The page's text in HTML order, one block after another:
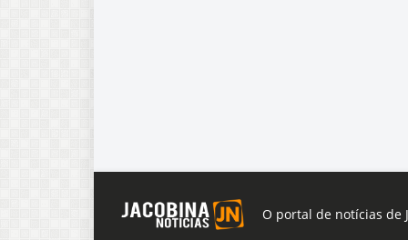
O portal de notícias de